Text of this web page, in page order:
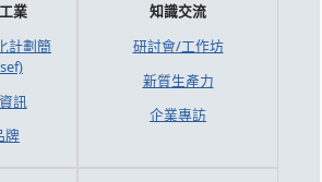
業
計劃簡
訊
牌
知識交流
研討會/工作坊
新質生產力
企業專訪